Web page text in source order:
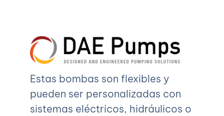
Estas bombas son flexibles y
pueden ser personalizadas con
sistemas eléctricos, hidráulicos o